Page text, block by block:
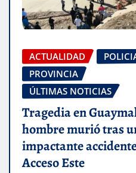
ACTUALIDAD
PROVINCIA
ÚLTIMAS NOTICIAS
Tragedia en
hombre murió tras
impactante
Acceso Este